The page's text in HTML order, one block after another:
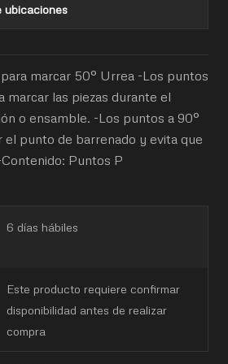
ubicaciones
marcar 50° Urrea -Los puntos
marcar las piezas durante el
o ensamble. -Los puntos a 90°
el punto de barrenado y evita que
Puntos P
6 días hábiles
Este producto requiere confirmar
disponibilidad antes de realizar
compra